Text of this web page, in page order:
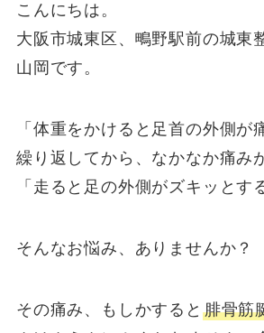
こんにちは。
大阪市城東区、鴫野駅前の城東
山岡です。
「体重をかけると足首の外側が
繰り返してから、なかなか痛み
「走ると足の外側がズキッとす
そんなお悩み、ありませんか？
その痛み、もしかすると 腓骨筋